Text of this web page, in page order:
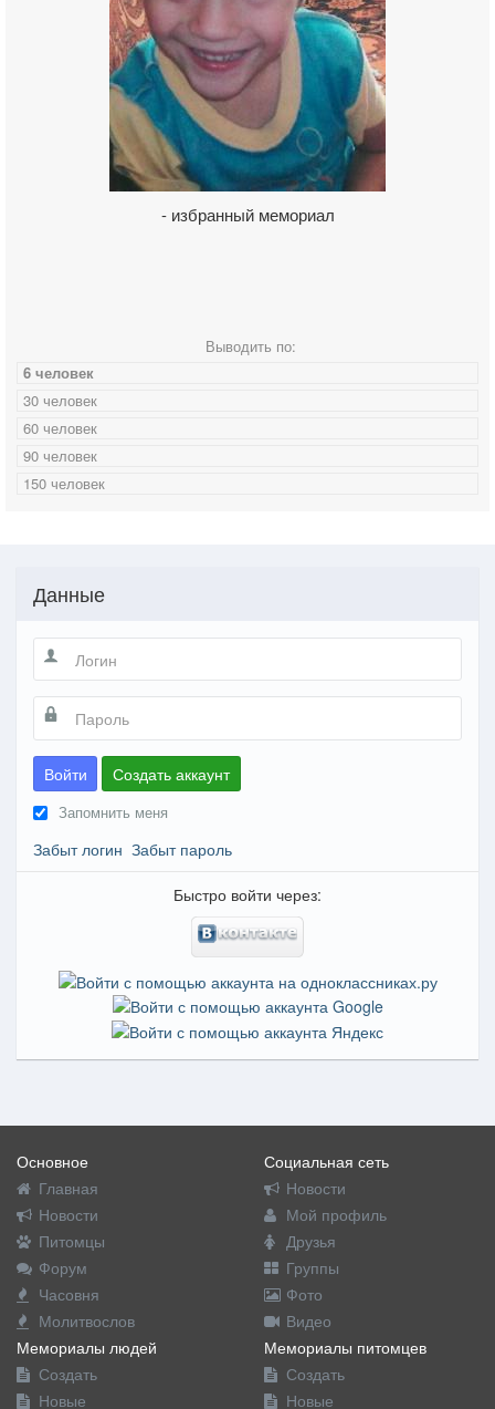
- избранный мемориал
Выводить по:
6 человек
30 человек
60 человек
90 человек
150 человек
Данные
Войти Создать аккаунт
Запомнить меня
Забыт логин Забыт пароль
Быстро войти через:
Основное
Главная
Новости
Питомцы
Форум
Часовня
Молитвослов
Социальная сеть
Новости
Мой профиль
Друзья
Группы
Фото
Видео
Мемориалы людей
Создать
Новые
Мемориалы питомцев
Создать
Новые